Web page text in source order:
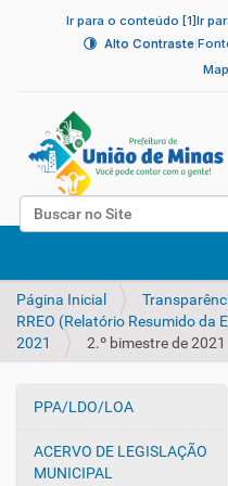
Ir para o conteúdo [1]Ir
Alto Contraste|
Busca
v
Página Inicial
RREO (Relatório Resumido da
2021
2.º bimestre de 2021
N
v
PPA/LDO/LOA
ACERVO DE LEGISLAÇÃO
MUNICIPAL